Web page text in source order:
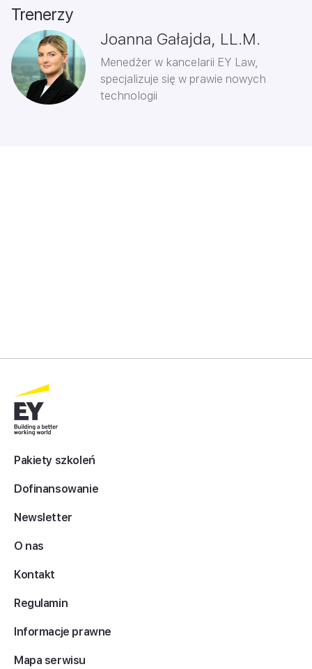
Trenerzy
Joanna Gałajda, LL.M.
Menedżer w kancelarii EY Law,
specjalizuje się w prawie nowych
technologii
Pakiety szkoleń
Dofinansowanie
Newsletter
O nas
Kontakt
Regulamin
Informacje prawne
Mapa serwisu